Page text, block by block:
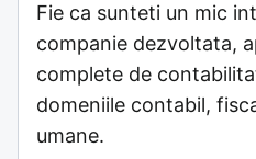
Fie ca sunteti un mic
companie dezvoltata,
complete de
domeniile contabil,
umane.